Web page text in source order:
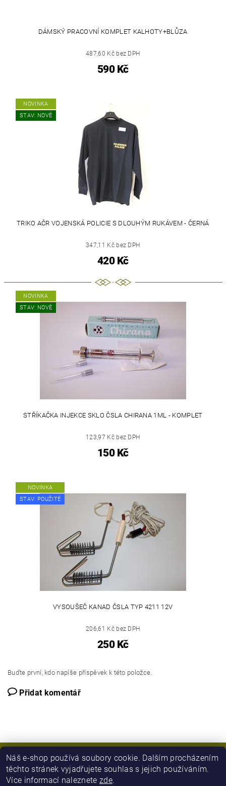
DÁMSKÝ PRACOVNÍ KOMPLET KALHOTY+BLŮZA
487,60 Kč bez DPH
590 Kč
NOVINKA
STAV: NOVÉ
TRIKO AČR VOJENSKÁ POLICIE S DLOUHÝM RUKÁVEM - ČERNÁ
347,11 Kč bez DPH
420 Kč
NOVINKA
STAV: NOVÉ
STŘÍKAČKA INJEKCE SKLO ČSLA CHIRANA 1ML - KOMPLET
123,97 Kč bez DPH
150 Kč
NOVINKA
STAV: POUŽITÉ
VYSOUŠEČ KANAD ČSLA TYP 4211 12V
206,61 Kč bez DPH
250 Kč
Buďte první, kdo napíše příspěvek k této položce.
Přidat komentář
Náš e-shop používá soubory cookie. Dalším procházením
těchto stránek vyjadřujete souhlas s jejich používáním.
Více informací naleznetezde.